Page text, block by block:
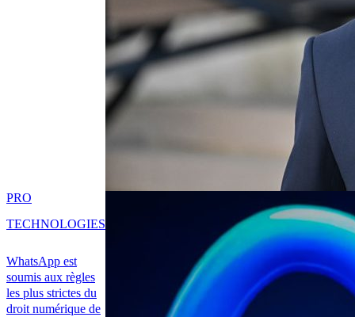
WhatsApp est
soumis aux règles
les plus strictes du
droit numérique de
PRO
TECHNOLOGIES